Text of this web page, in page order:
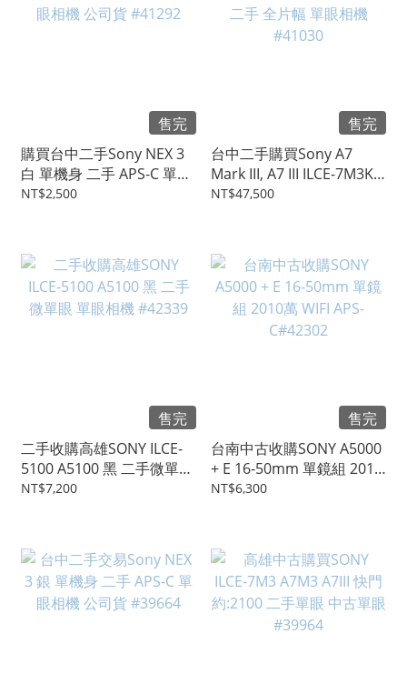
售完
購買台中二手Sony NEX 3
白 單機身 二手 APS-C 單眼
相機 公司貨 #41292
NT$2,500
售完
台中二手購買Sony A7
Mark III, A7 III ILCE-7M3K
二手 全片幅 單眼相機
NT$47,500
售完
二手收購高雄SONY ILCE-
5100 A5100 黑 二手微單眼
單眼相機 #42339
NT$7,200
售完
台南中古收購SONY A5000
+ E 16-50mm 單鏡組 2010
萬 WIFI APS-C#42302
NT$6,300